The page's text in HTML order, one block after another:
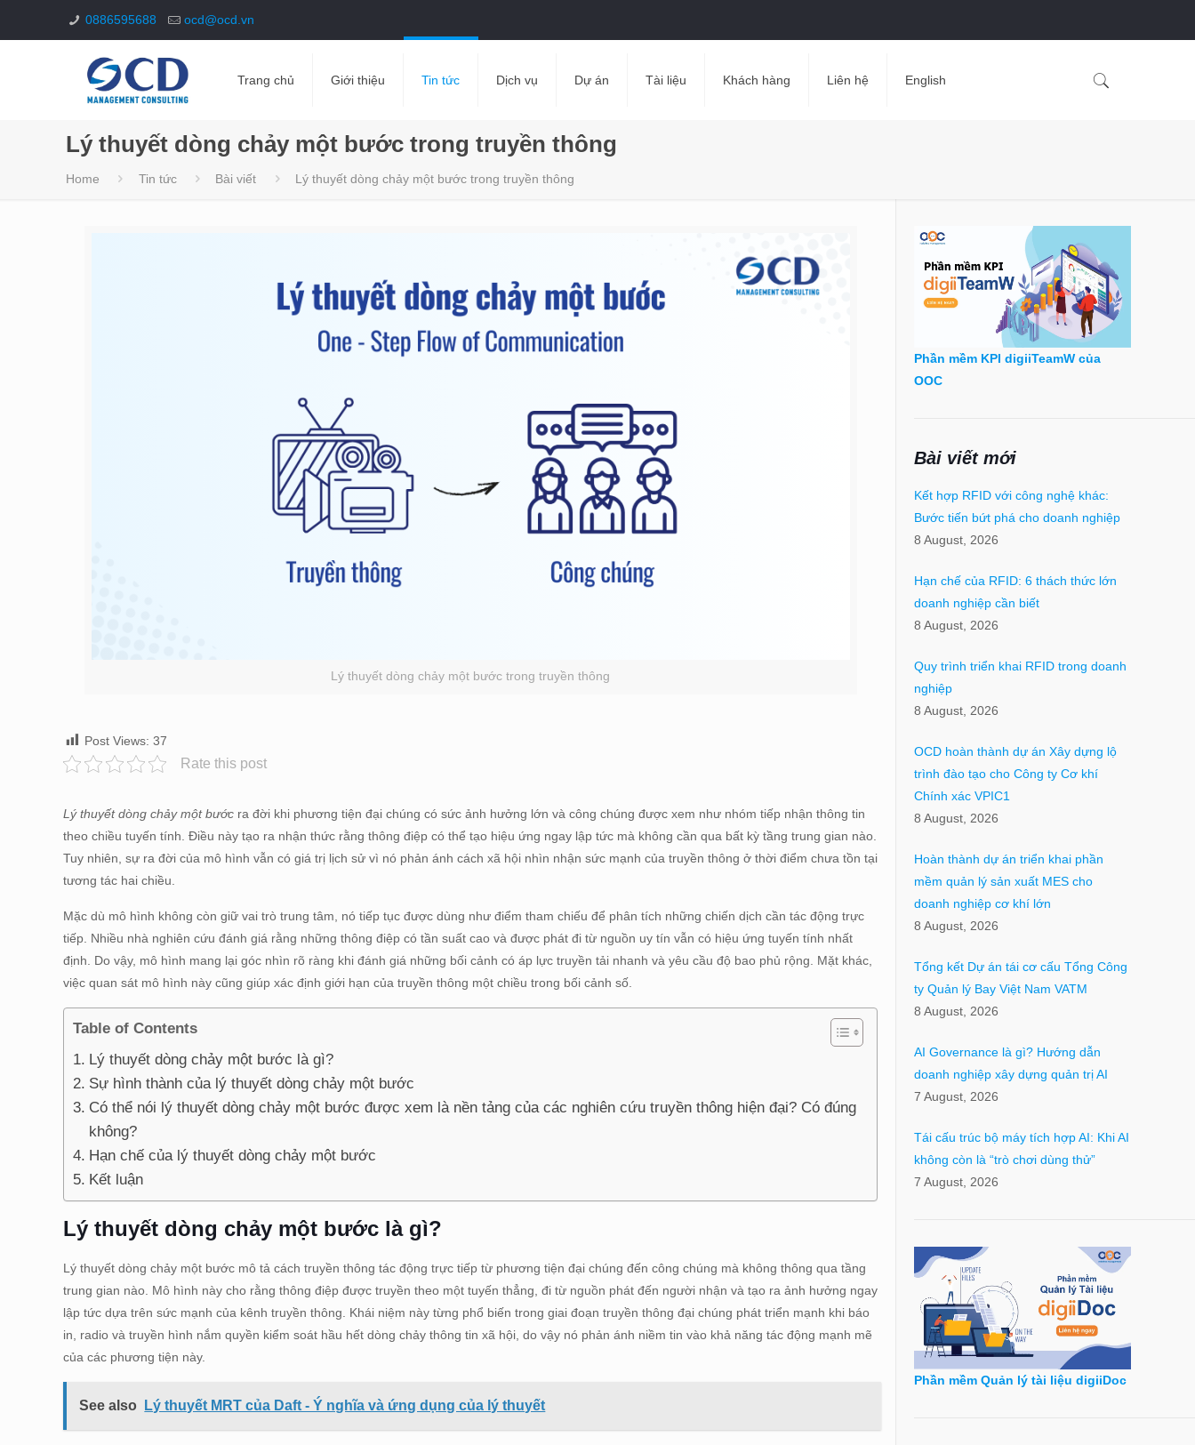
0886595688 ocd@ocd.vn
Trang chủ Giới thiệu Tin tức Dịch vụ Dự án Tài liệu Khách hàng Liên hệ English
Lý thuyết dòng chảy một bước trong truyền thông
Home Tin tức Bài viết Lý thuyết dòng chảy một bước trong truyền thông
Lý thuyết dòng chảy một bước trong truyền thông
Post Views: 37
Rate this post
Lý thuyết dòng chảy một bước ra đời khi phương tiện đại chúng có sức ảnh hưởng lớn và công chúng được xem như nhóm tiếp nhận thông tin
theo chiều tuyến tính. Điều này tạo ra nhận thức rằng thông điệp có thể tạo hiệu ứng ngay lập tức mà không cần qua bất kỳ tầng trung gian nào.
Tuy nhiên, sự ra đời của mô hình vẫn có giá trị lịch sử vì nó phản ánh cách xã hội nhìn nhận sức mạnh của truyền thông ở thời điểm chưa tồn tại
tương tác hai chiều.
Mặc dù mô hình không còn giữ vai trò trung tâm, nó tiếp tục được dùng như điểm tham chiếu để phân tích những chiến dịch cần tác động trực
tiếp. Nhiều nhà nghiên cứu đánh giá rằng những thông điệp có tần suất cao và được phát đi từ nguồn uy tín vẫn có hiệu ứng tuyến tính nhất
định. Do vậy, mô hình mang lại góc nhìn rõ ràng khi đánh giá những bối cảnh có áp lực truyền tải nhanh và yêu cầu độ bao phủ rộng. Mặt khác,
việc quan sát mô hình này cũng giúp xác định giới hạn của truyền thông một chiều trong bối cảnh số.
Table of Contents
Lý thuyết dòng chảy một bước là gì?
Sự hình thành của lý thuyết dòng chảy một bước
Có thể nói lý thuyết dòng chảy một bước được xem là nền tảng của các nghiên cứu truyền thông hiện đại? Có đúng
không?
Hạn chế của lý thuyết dòng chảy một bước
Kết luận
Lý thuyết dòng chảy một bước là gì?
Lý thuyết dòng chảy một bước mô tả cách truyền thông tác động trực tiếp từ phương tiện đại chúng đến công chúng mà không thông qua tầng
trung gian nào. Mô hình này cho rằng thông điệp được truyền theo một tuyến thẳng, đi từ nguồn phát đến người nhận và tạo ra ảnh hưởng ngay
lập tức dựa trên sức mạnh của kênh truyền thông. Khái niệm này từng phổ biến trong giai đoạn truyền thông đại chúng phát triển mạnh khi báo
in, radio và truyền hình nắm quyền kiểm soát hầu hết dòng chảy thông tin xã hội, do vậy nó phản ánh niềm tin vào khả năng tác động mạnh mẽ
của các phương tiện này.
See also Lý thuyết MRT của Daft - Ý nghĩa và ứng dụng của lý thuyết
Phần mềm KPI digiiTeamW của
OOC
Bài viết mới
Kết hợp RFID với công nghệ khác:
Bước tiến bứt phá cho doanh nghiệp
8 August, 2026
Hạn chế của RFID: 6 thách thức lớn
doanh nghiệp cần biết
8 August, 2026
Quy trình triển khai RFID trong doanh
nghiệp
8 August, 2026
OCD hoàn thành dự án Xây dựng lộ
trình đào tạo cho Công ty Cơ khí
Chính xác VPIC1
8 August, 2026
Hoàn thành dự án triển khai phần
mềm quản lý sản xuất MES cho
doanh nghiệp cơ khí lớn
8 August, 2026
Tổng kết Dự án tái cơ cấu Tổng Công
ty Quản lý Bay Việt Nam VATM
8 August, 2026
AI Governance là gì? Hướng dẫn
doanh nghiệp xây dựng quản trị AI
7 August, 2026
Tái cấu trúc bộ máy tích hợp AI: Khi AI
không còn là “trò chơi dùng thử”
7 August, 2026
Phần mềm Quản lý tài liệu digiiDoc